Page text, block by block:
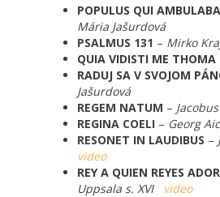
POPULUS QUI
Mária Jašurdová
PSALMUS 131 – Mirko
QUIA VIDISTI ME THOMA
RADUJ SA V SVOJOM
Jašurdová
REGEM NATUM –
REGINA COELI – Georg
RESONET IN LAUDIBUS –
video
REY A QUIEN REYES
Uppsala s. XVI
video